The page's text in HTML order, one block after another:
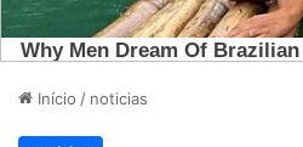
Início / noticias